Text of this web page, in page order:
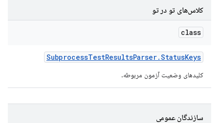
کلاس‌های تو در تو
class
SubprocessTestResultsParser.StatusKeys
کلیدهای وضعیت آزمون مربوطه.
سازندگان عمومی